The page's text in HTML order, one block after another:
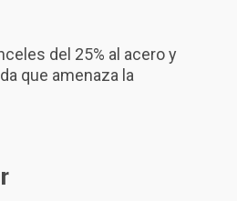
del 25% al acero y
que amenaza la